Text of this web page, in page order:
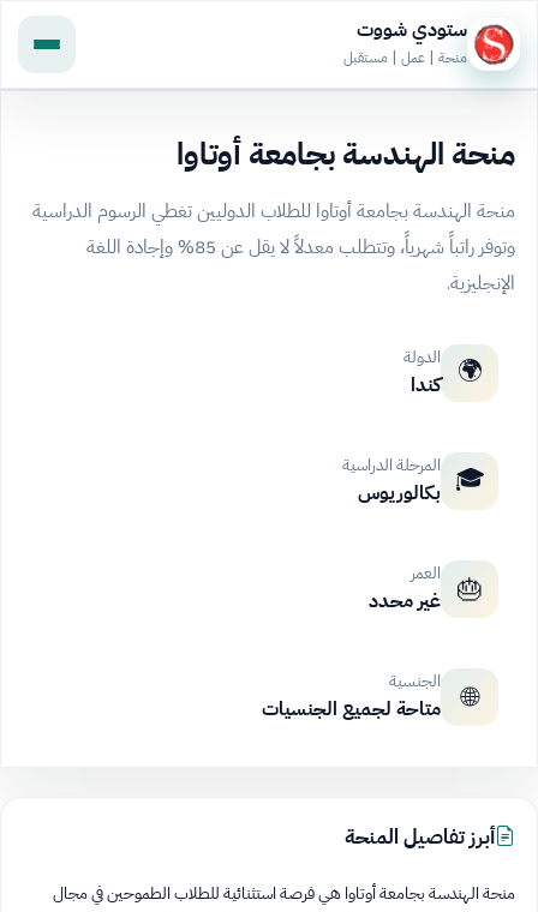
ستودي شووت
منحة | عمل | مستقبل
منحة الهندسة بجامعة أوتاوا
منحة الهندسة بجامعة أوتاوا للطلاب الدوليين تغطي الرسوم الدراسية
وتوفر راتباً شهرياً، وتتطلب معدلاً لا يقل عن 85% وإجادة اللغة
الإنجليزية.
🌍 الدولة
كندا
🎓 المرحلة الدراسية
بكالوريوس
🎂 العمر
غير محدد
🌐 الجنسية
متاحة لجميع الجنسيات
أبرز تفاصيل المنحة
منحة الهندسة بجامعة أوتاوا هي فرصة استثنائية للطلاب الطموحين في مجال